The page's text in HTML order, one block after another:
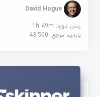
David Hogue
زمان دوره: 1h 49m
بازدید مرجع:43,560